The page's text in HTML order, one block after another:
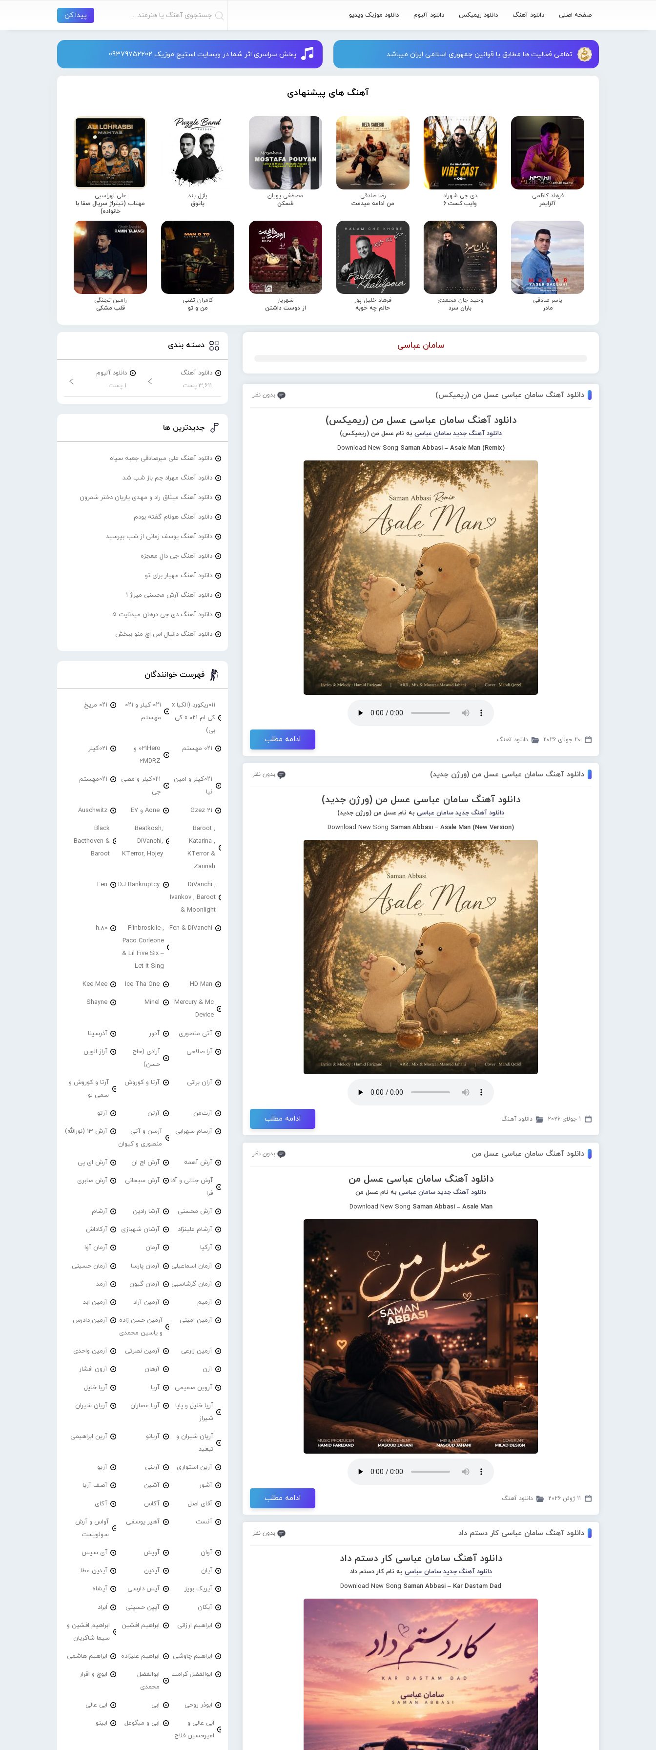
صفحه اصلی دانلود آهنگ دانلود ریمیکس دانلود آلبوم دانلود موزیک ویدیو
تمامی فعالیت ها مطابق با قوانین جمهوری اسلامی ایران میباشد پخش سراسری اثر شما در وبسایت استیج موزیک 09379752202
آهنگ های پیشنهادی
فرهاد کاظمی
آلزایمر
دی جی شهراد
وایب کست 6
رضا صادقی
من ادامه میدمت
مصطفی پویان
مُسکن
پازل بند
پاتوق
علی لهراسبی
مهتاب (تیتراژ سریال صفا با
خانواده)
یاسر صادقی
مادر
وحید جان محمدی
باران سرد
فرهاد خلیل پور
حالم چه خوبه
شهریار
از دوست داشتن
کامران تفتی
من و تو
رامین تجنگی
قلب مشکی
سامان عباسی
دانلود آهنگ سامان عباسی عسل من (ریمیکس) بدون نظر
دانلود آهنگ سامان عباسی عسل من (ریمیکس)
دانلود آهنگ جدید سامان عباسی به نام عسل من (ریمیکس)
Download New Song Saman Abbasi – Asale Man (Remix)
20 جولای 2026 دانلود آهنگ ادامه مطلب
دانلود آهنگ سامان عباسی عسل من (ورژن جدید) بدون نظر
دانلود آهنگ سامان عباسی عسل من (ورژن جدید)
دانلود آهنگ جدید سامان عباسی به نام عسل من (ورژن جدید)
Download New Song Saman Abbasi – Asale Man (New Version)
1 جولای 2026 دانلود آهنگ ادامه مطلب
دانلود آهنگ سامان عباسی عسل من بدون نظر
دانلود آهنگ سامان عباسی عسل من
دانلود آهنگ جدید سامان عباسی به نام عسل من
Download New Song Saman Abbasi – Asale Man
11 ژوئن 2026 دانلود آهنگ ادامه مطلب
دانلود آهنگ سامان عباسی کار دستم داد بدون نظر
دانلود آهنگ سامان عباسی کار دستم داد
دانلود آهنگ جدید سامان عباسی به نام کار دستم داد
Download New Song Saman Abbasi – Kar Dastam Dad
دسته بندی
دانلود آهنگ
3,611 پست
دانلود آلبوم
1 پست
جدیدترین ها
دانلود آهنگ علی میرصادقی جعبه سیاه
دانلود آهنگ مهراد جم باز شب شد
دانلود آهنگ میثاق راد و مهدی یاریان دختر شمرون
دانلود آهنگ هونام گفته بودم
دانلود آهنگ یوسف زمانی از شب بپرسید
دانلود آهنگ جی دال معجزه
دانلود آهنگ مهیار برای تو
دانلود آهنگ آرش محسنی میراژ 1
دانلود آهنگ دی جی درهان میدنایت 5
دانلود آهنگ دانیال اس اچ منو ببخش
فهرست خوانندگان
۰۱۱ریکورد (الکیا x
کی ام ۰۲۱ x کی
بی)
۰۲۱ کیلر و ۰۲۱
مهستم
۰۲۱ مریخ
۰۲۱ مهستم
021Hero و
2MDRZ
021کیلر
۰۲۱کیلر و امین
نیا
۰۲۱کیلر و مصی
جی
۰۲۱مهستم
21 Gzez Aone و E7 Auschwitz
Baroot ,
Katarina ,
KTerror &
Zarinah
Beatkosh,
DiVanchi,
KTerror, Hojey
Black
Baethoven &
Baroot
DiVanchi ,
Ivankov , Baroot
& Moonlight
DJ Bankruptcy
Fen
Fen & DiVanchi
Fiinbroskiie ,
Paco Corleone
& Lil Five Six –
Let It Sing
h.80
HD Man
Ice Tha One
Kee Mee
Mercury & Mc
Device
Minel
Shayne
آتی منصوری آدور آذرسینا
آرا صلاحی
آرادی (حاج
حسن)
آراز الوین
آران براتی آرتا و کوروش
آرتا و کوروش و
سمی لو
آرت‌من آرتن آرتو
آرسام سهرابی
آرسن و آتی
منصوری و کیوان
آرش 13 (نورالله)
آرش آهمه آرش اچ ان آرش ای پی
آرش جلالی و آقا
فرا
آرش سبحانی آرش صابری
آرش محسنی آرشا رادین آرشام
آرشام علینژاد آرشان شهبازی آرکاداش
آرکیا آرمان آرمان آوا
آرمان اسماعیلی آرمان پارسا آرمان حسینی
آرمان گرشاسبی آرمان گیون آرمد
آرمیم آرمین آراد آرمین ابد
آرمین امینی
آرمین حسن زاده
و یاسین محمدی
آرمین دادرس
آرمین زارعی آرمین نصرتی آرمین واحدی
آرن آرهان آرون افشار
آروین صمیمی آریا آریا خلیل
آریا خلیل و پاپا
شیراز
آریا عصاران آریان شیران
آریان شیران و
تبعید
آریانو آرین ابراهیمی
آرین استواری آرینی آریو
آشور آشین آصف آریا
آقای اصل آکاس آکای
آنست آهیر یوسفی
آواس و آرش
سولویست
آوان آویش آی سیس
آیان آیدین آیدین عطا
آیریک بویز آیس دارسی آیشاه
آیکان آیین حسینی اَبراد
ابراهیم ارزانی ابراهیم افشین
ابراهیم افشین و
سیما شاکریان
ابراهیم چاوشی ابراهیم علیزاده ابراهیم هاشمی
ابوالفضل کرامت
ابوالفضل
محمدی
ابوچ و اقرار
ابوذر روحی ابی ابی عالی
ابی عالی و
امیرحسین فلاح
ابی و میگوعل ابینو